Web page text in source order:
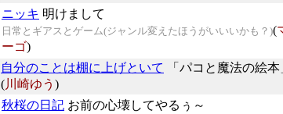
ニッキ 明けまして
日常とギアスとゲーム(ジャンル変えたほうがいいいかも？)(
ーゴ)
自分のことは棚に上げといて
「パコと魔法の絵本
(川崎ゆう )
秋桜の日記 お前の心壊してやるぅ～